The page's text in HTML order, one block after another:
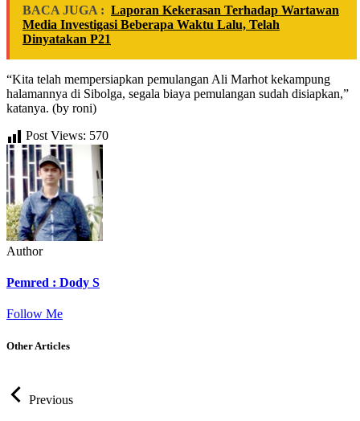
BACA JUGA : Laporan Kekerasan Terhadap Wartawan
Media Investigasi Beberapa Waktu Lalu, Telah
Dinyatakan P21
“Kita telah mempersiapkan pemulangan Ali Marhot kekampung
halamannya di Sibolga, segala biaya pemulangan sudah disiapkan,”
katanya. (by roni)
Post Views: 570
Author
Pemred : Dody S
Follow Me
Other Articles
Previous